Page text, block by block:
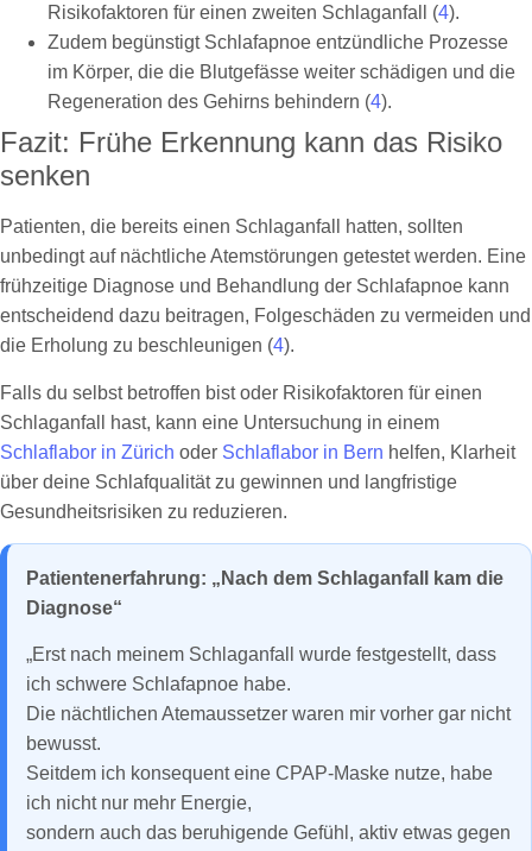
Risikofaktoren für einen zweiten Schlaganfall (4).
Zudem begünstigt Schlafapnoe entzündliche Prozesse
im Körper, die die Blutgefässe weiter schädigen und die
Regeneration des Gehirns behindern (4).
Fazit: Frühe Erkennung kann das Risiko
senken
Patienten, die bereits einen Schlaganfall hatten, sollten
unbedingt auf nächtliche Atemstörungen getestet werden. Eine
frühzeitige Diagnose und Behandlung der Schlafapnoe kann
entscheidend dazu beitragen, Folgeschäden zu vermeiden und
die Erholung zu beschleunigen (4).
Falls du selbst betroffen bist oder Risikofaktoren für einen
Schlaganfall hast, kann eine Untersuchung in einem
Schlaflabor in Zürich oder Schlaflabor in Bern helfen, Klarheit
über deine Schlafqualität zu gewinnen und langfristige
Gesundheitsrisiken zu reduzieren.
Patientenerfahrung: „Nach dem Schlaganfall kam die
Diagnose“
„Erst nach meinem Schlaganfall wurde festgestellt, dass
ich schwere Schlafapnoe habe.
Die nächtlichen Atemaussetzer waren mir vorher gar nicht
bewusst.
Seitdem ich konsequent eine CPAP-Maske nutze, habe
ich nicht nur mehr Energie,
sondern auch das beruhigende Gefühl, aktiv etwas gegen